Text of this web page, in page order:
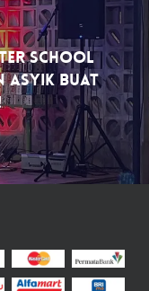
School
Asyik Buat